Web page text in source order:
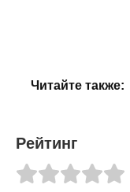
Читайте также:
Рейтинг